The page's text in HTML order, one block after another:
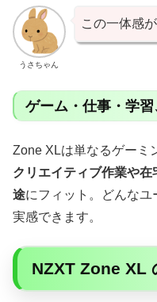
うさちゃん
この一体感
ゲーム・仕事・学
Zone XLは単なるゲーミ
クリエイティブ作業や
途にフィット。どんなユ
実感できます。
NZXT Zone XL